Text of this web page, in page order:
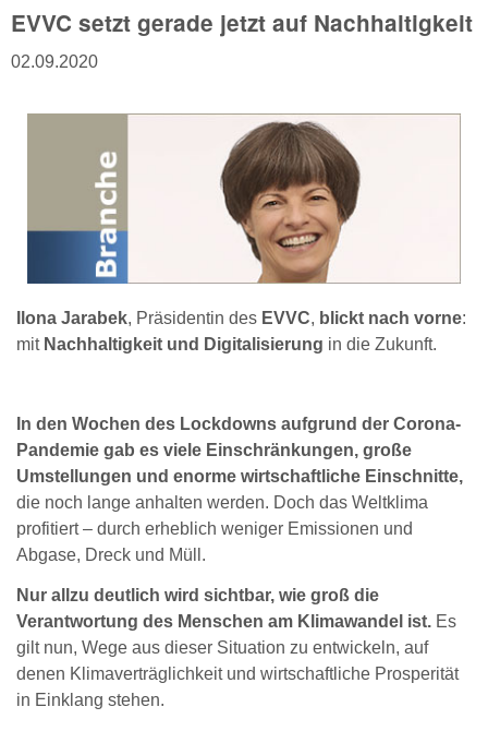
EVVC setzt gerade jetzt auf Nachhaltigkeit
02.09.2020
Ilona Jarabek, Präsidentin des EVVC, blickt nach vorne:
mit Nachhaltigkeit und Digitalisierung in die Zukunft.
In den Wochen des Lockdowns aufgrund der Corona-
Pandemie gab es viele Einschränkungen, große
Umstellungen und enorme wirtschaftliche Einschnitte,
die noch lange anhalten werden. Doch das Weltklima
profitiert – durch erheblich weniger Emissionen und
Abgase, Dreck und Müll.
Nur allzu deutlich wird sichtbar, wie groß die
Verantwortung des Menschen am Klimawandel ist. Es
gilt nun, Wege aus dieser Situation zu entwickeln, auf
denen Klimaverträglichkeit und wirtschaftliche Prosperität
in Einklang stehen.